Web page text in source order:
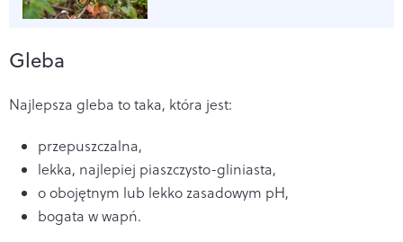
Gleba
Najlepsza gleba to taka, która jest:
przepuszczalna,
lekka, najlepiej piaszczysto-gliniasta,
o obojętnym lub lekko zasadowym pH,
bogata w wapń.